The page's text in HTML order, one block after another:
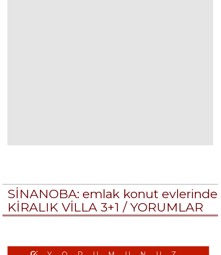
SİNANOBA: emlak konut evlerinde
KİRALIK VİLLA 3+1 / YORUMLAR